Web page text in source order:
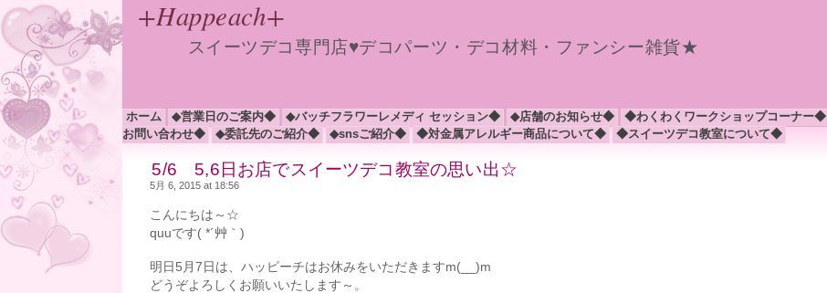
+Happeach+
スイーツデコ専門店♥デコパーツ・デコ材料・ファンシー雑貨★
ホーム ◆営業日のご案内◆ ◆バッチフラワーレメディ セッション◆ ◆店舗のお知らせ◆ ◆わくわくワークショップコーナー◆
お問い合わせ◆
◆委託先のご紹介◆ ◆snsご紹介◆ ◆対金属アレルギー商品について◆ ◆スイーツデコ教室について◆
5/6 5,6日お店でスイーツデコ教室の思い出☆
5月 6, 2015 at 18:56
こんにちは～☆
quuです( *´艸｀)
明日5月7日は、ハッピーチはお休みをいただきますm(__)m
どうぞよろしくお願いいたします～。